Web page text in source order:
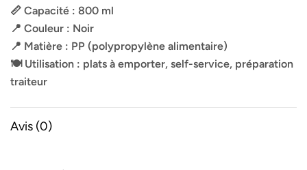
📏 Capacité : 800 ml
📍 Couleur : Noir
📍 Matière : PP (polypropylène alimentaire)
🍽️ Utilisation : plats à emporter, self-service, préparation
traiteur
Avis (0)